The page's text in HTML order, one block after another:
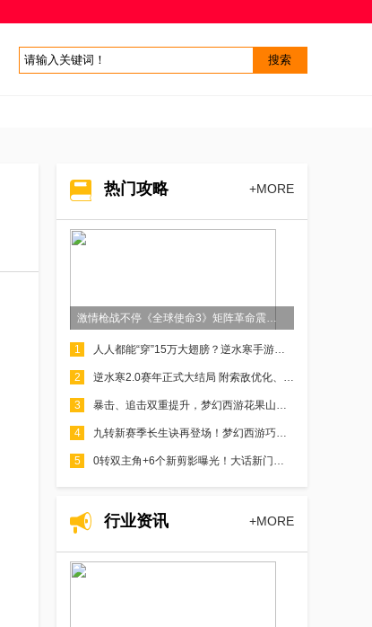
热门攻略 +MORE
激情枪战不停《全球使命3》矩阵革命震撼来袭
1 人人都能“穿”15万大翅膀？逆水寒手游暖心玩家共享衣柜，让虹桥排起超长队！
2 逆水寒2.0赛年正式大结局 附索敌优化、流派调整前瞻答疑
3 暴击、追击双重提升，梦幻西游花果山王者归来！
4 九转新赛季长生诀再登场！梦幻西游巧用驱鬼攻即可拿下至尊！
5 0转双主角+6个新剪影曝光！大话新门派用料会这么猛？
行业资讯 +MORE